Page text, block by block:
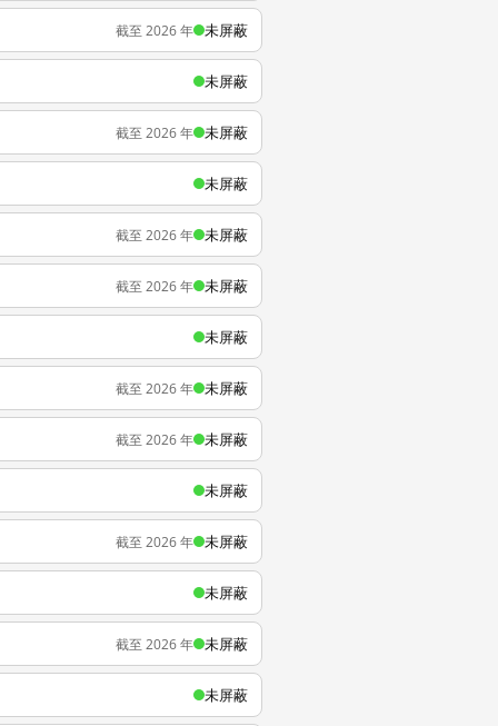
截至 2026 年 未屏蔽
未屏蔽
截至 2026 年 未屏蔽
未屏蔽
截至 2026 年 未屏蔽
截至 2026 年 未屏蔽
未屏蔽
截至 2026 年 未屏蔽
截至 2026 年 未屏蔽
未屏蔽
截至 2026 年 未屏蔽
未屏蔽
截至 2026 年 未屏蔽
未屏蔽